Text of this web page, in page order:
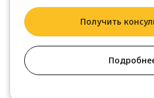
Получить